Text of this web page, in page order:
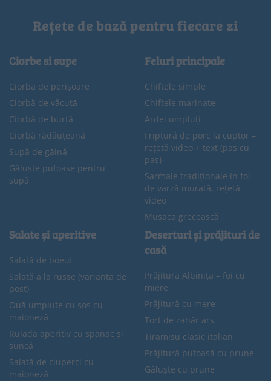
Rețete de bază pentru fiecare zi
Ciorbe si supe
Ciorba de perișoare
Ciorbă de văcuță
Ciorbă de burtă
Ciorbă rădăuțeană
Supă de găină
Găluște pufoase pentru
supă
Feluri principale
Chiftele simple
Chiftele marinate
Ardei umpluți
Friptură de porc la cuptor –
rețetă video + text (pas cu
pas)
Sarmale tradiționale în foi
de varză murată, rețetă
video
Musaca grecească
Salate și aperitive
Salată de boeuf
Salată a la russe (varianta de
post)
Ouă umplute cu sos cu
maioneză
Ruladă aperitiv cu spanac și
șuncă
Salată de ciuperci cu
maioneză
Deserturi și prăjituri de
casă
Prăjitura Albinița – foi cu
miere
Prăjitură cu mere
Tort de zahăr ars
Tiramisu clasic italian
Prăjitură pufoasă cu prune
Găluște cu prune